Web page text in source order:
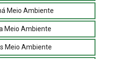
Meio Ambiente
Meio Ambiente
Meio Ambiente